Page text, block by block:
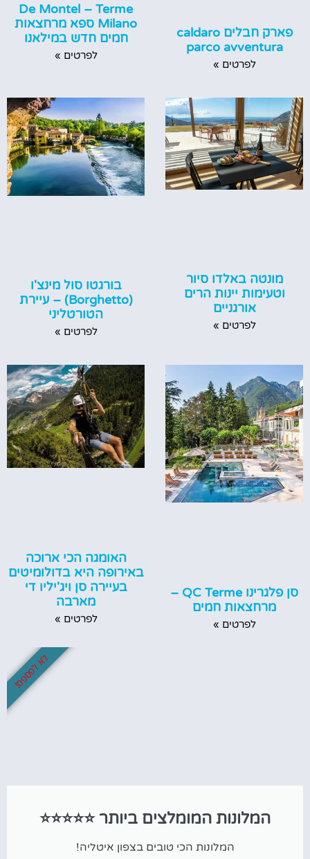
פארק חבלים caldaro
parco avventura
לפרטים »
De Montel – Terme
Milano ספא מרחצאות
חמים חדש במילאנו
לפרטים »
מונטה באלדו סיור
וטעימות יינות הרים
אורגניים
לפרטים »
בורגטו סול מינצ'ו
(Borghetto) – עיירת
הטורטליני
לפרטים »
סן פלגרינו QC Terme –
מרחצאות חמים
לפרטים »
האומגה הכי ארוכה
באירופה היא בדולומיטים
בעיירה סן ויג'יליו די
מארבה
לפרטים »
המלונות המומלצים ביותר ⭐⭐⭐⭐⭐
המלונות הכי טובים בצפון איטליה!
לא לפספס!